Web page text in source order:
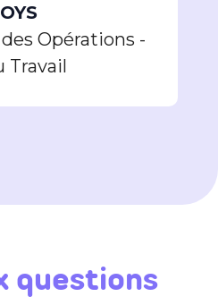
Opérations -
Travail
questions